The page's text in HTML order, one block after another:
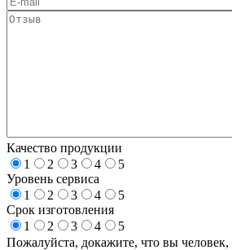
Качество продукции
1
2 3 4
5
Уровень сервиса
1
2 3 4
5
Срок изготовления
1
2 3 4
5
Пожалуйста, докажите, что вы человек,